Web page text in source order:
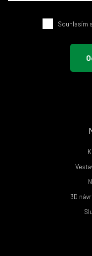
Souhlasím
3D